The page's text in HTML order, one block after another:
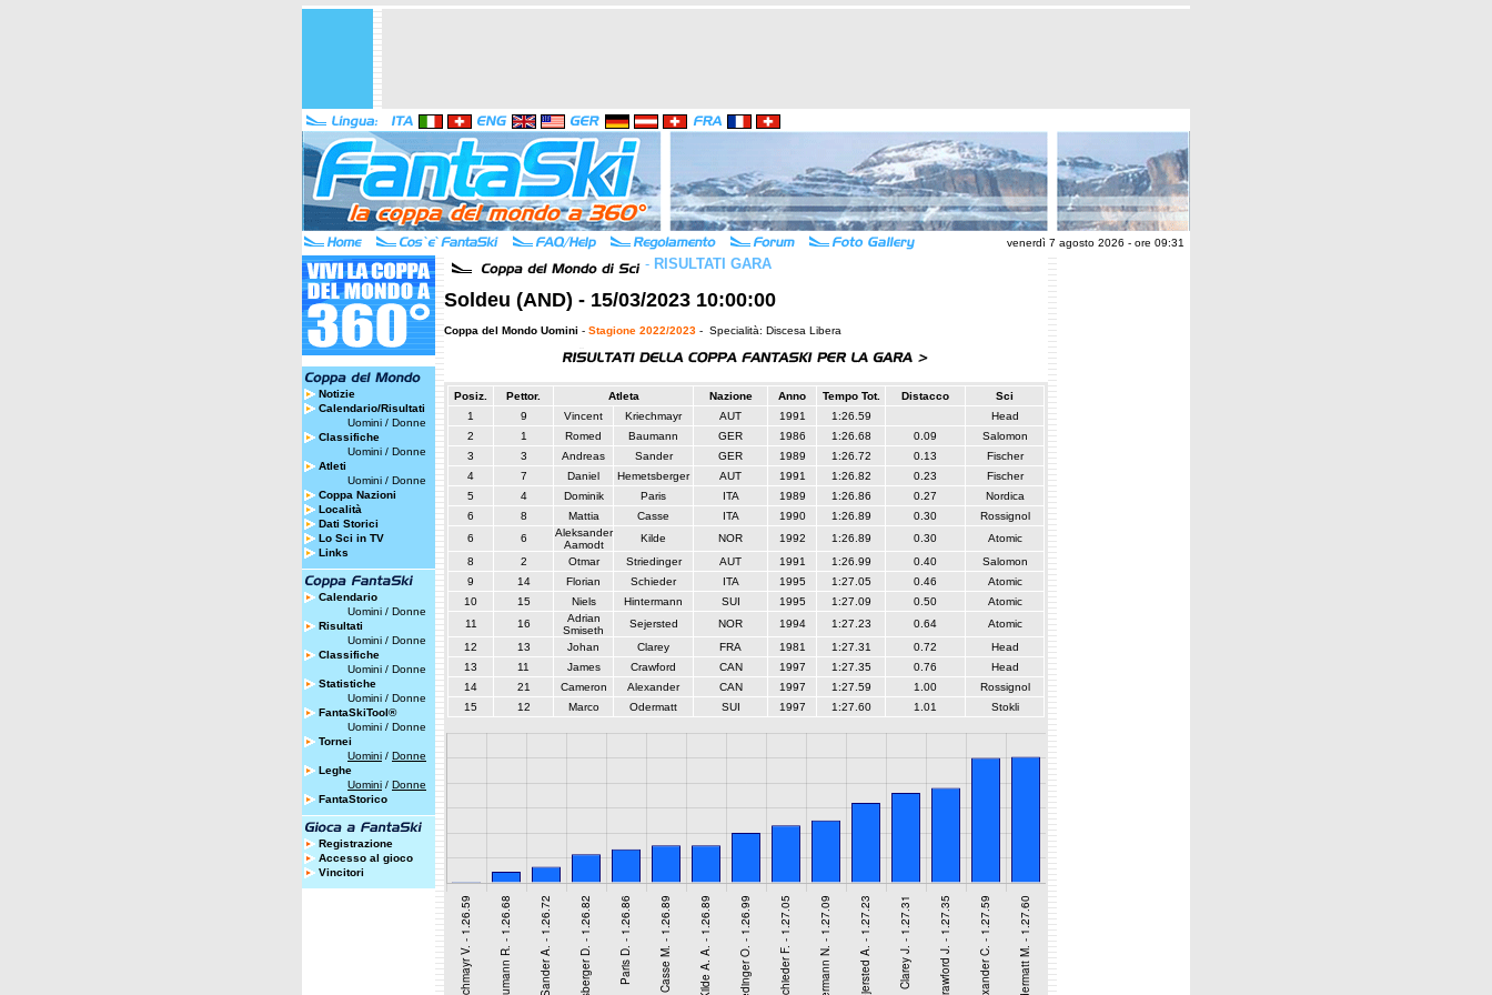
venerdì 7 agosto 2026 - ore 09:31
Notizie
Calendario/Risultati
Uomini / Donne
Classifiche
Uomini / Donne
Atleti
Uomini / Donne
Coppa Nazioni
Località
Dati Storici
Lo Sci in TV
Links
Calendario
Uomini / Donne
Risultati
Uomini / Donne
Classifiche
Uomini / Donne
Statistiche
Uomini / Donne
FantaSkiTool®
Uomini / Donne
Tornei
Uomini / Donne
Leghe
Uomini / Donne
FantaStorico
Registrazione
Accesso al gioco
Vincitori
- RISULTATI GARA
Soldeu (AND) - 15/03/2023 10:00:00
Coppa del Mondo Uomini - Stagione 2022/2023 - Specialità: Discesa Libera
Posiz. Pettor. Atleta Nazione Anno Tempo Tot. Distacco
Sci
1
9 Vincent Kriechmayr AUT 1991 1:26.59
Head
2
1 Romed Baumann GER 1986 1:26.68 0.09
Salomon
3
3 Andreas Sander GER 1989 1:26.72 0.13
Fischer
4
7 Daniel Hemetsberger AUT 1991 1:26.82 0.23
Fischer
5
4 Dominik Paris ITA 1989 1:26.86 0.27
Nordica
6
8 Mattia Casse ITA 1990 1:26.89 0.30
Rossignol
6
6
Aleksander
Aamodt
Kilde NOR 1992 1:26.89 0.30
Atomic
8
2 Otmar Striedinger AUT 1991 1:26.99 0.40
Salomon
9
14 Florian Schieder ITA 1995 1:27.05 0.46
Atomic
10
15 Niels Hintermann SUI 1995 1:27.09 0.50
Atomic
11
16
Adrian
Smiseth
Sejersted NOR 1994 1:27.23 0.64
Atomic
12
13 Johan Clarey FRA 1981 1:27.31 0.72
Head
13
11 James Crawford CAN 1997 1:27.35 0.76
Head
14
21 Cameron Alexander CAN 1997 1:27.59 1.00
Rossignol
15
12 Marco Odermatt SUI 1997 1:27.60 1.01 Stokli